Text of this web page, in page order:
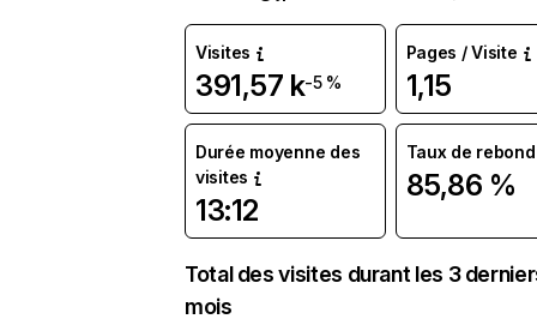
Visites
391,57 k-5 %
Pages / Visite
1,15
Durée moyenne des
visites
13:12
Taux de rebond
85,86 %
Total des visites durant les 3
mois